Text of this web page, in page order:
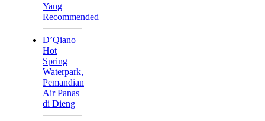
Yang
Recommended
D’Qiano
Hot
Spring
Waterpark,
Pemandian
Air Panas
di Dieng